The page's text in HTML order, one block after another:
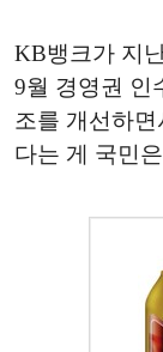
KB뱅크가 지
9월 경영권 인
조를 개선하면
다는 게 국민